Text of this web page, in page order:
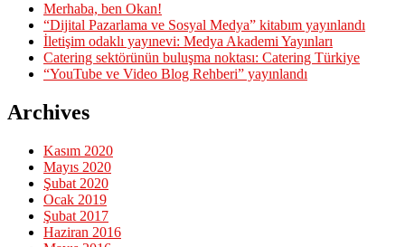
Merhaba, ben Okan!
“Dijital Pazarlama ve Sosyal Medya” kitabım yayınlandı
İletişim odaklı yayınevi: Medya Akademi Yayınları
Catering sektörünün buluşma noktası: Catering Türkiye
“YouTube ve Video Blog Rehberi” yayınlandı
Archives
Kasım 2020
Mayıs 2020
Şubat 2020
Ocak 2019
Şubat 2017
Haziran 2016